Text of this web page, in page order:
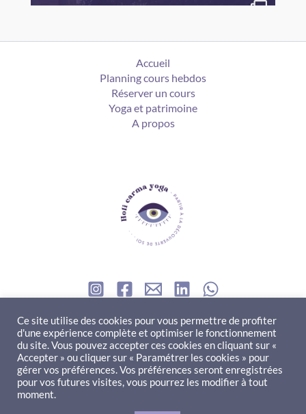
Accueil
Planning cours hebdos
Réserver un cours
Yoga et patrimoine
A propos
Contact
question à me poser ? Besoin d'un renseignement ? Envie
de collaborer ?
Ce site utilise des cookies pour vous permettre de profiter
d'une expérience complète et optimiser le fonctionnement
du site. Vous pouvez accepter ces cookies en cliquant sur «
Accepter » ou cliquer sur « Paramétrer les cookies » pour
gérer vos préférences. Vos préférences seront enregistrées
pour vos futures visites, vous pourrez les modifier à tout
moment.